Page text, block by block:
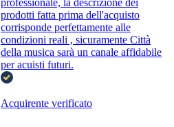
professionale, la descrizione dei
prodotti fatta prima dell'acquisto
corrisponde perfettamente alle
condizioni reali , sicuramente Città
della musica sarà un canale affidabile
per acuisti futuri.
Acquirente verificato